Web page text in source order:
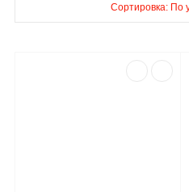
Сортировка: По